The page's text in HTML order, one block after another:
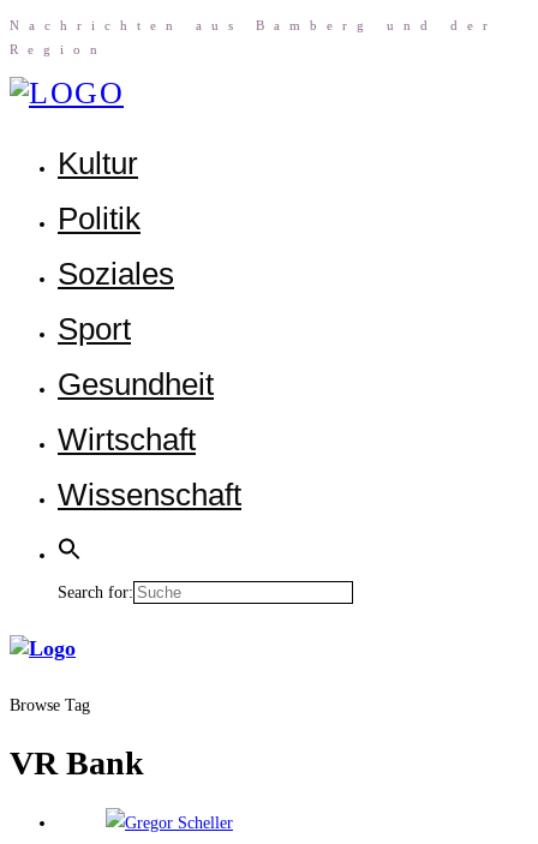
Nach­rich­ten aus Bam­berg und der
Region
Kul­tur
Poli­tik
Sozia­les
Sport
Gesund­heit
Wirt­schaft
Wis­sen­schaft
Search for:
Browse Tag
VR Bank